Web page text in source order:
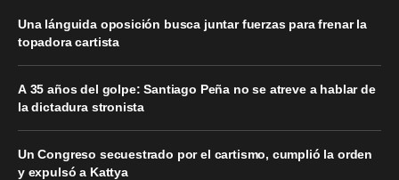
Una lánguida oposición busca juntar fuerzas para frenar la
topadora cartista
A 35 años del golpe: Santiago Peña no se atreve a hablar de
la dictadura stronista
Un Congreso secuestrado por el cartismo, cumplió la orden
y expulsó a Kattya